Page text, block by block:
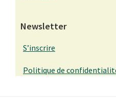
Newsletter
S’inscrire
Politique de